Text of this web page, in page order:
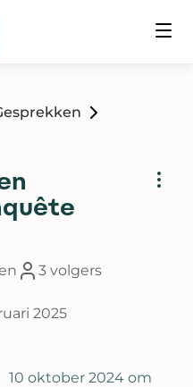
3 volgers
2025
10 oktober 2024 om